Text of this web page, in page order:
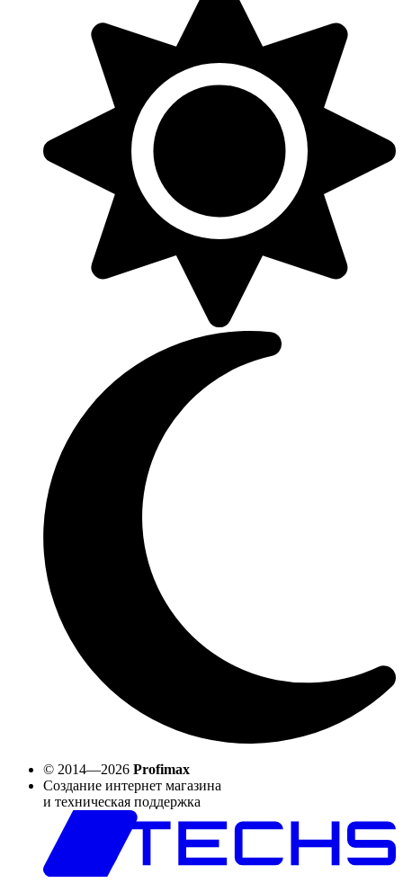
© 2014—2026 Profimax
Создание интернет магазина
и техническая поддержка